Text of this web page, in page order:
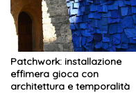
Patchwork: installazione
effimera gioca con
architettura e temporalità